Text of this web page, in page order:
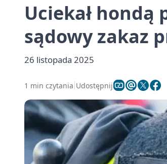
Uciekał hondą
sądowy zakaz
26 listopada 2025
1 min czytania Udostępnij